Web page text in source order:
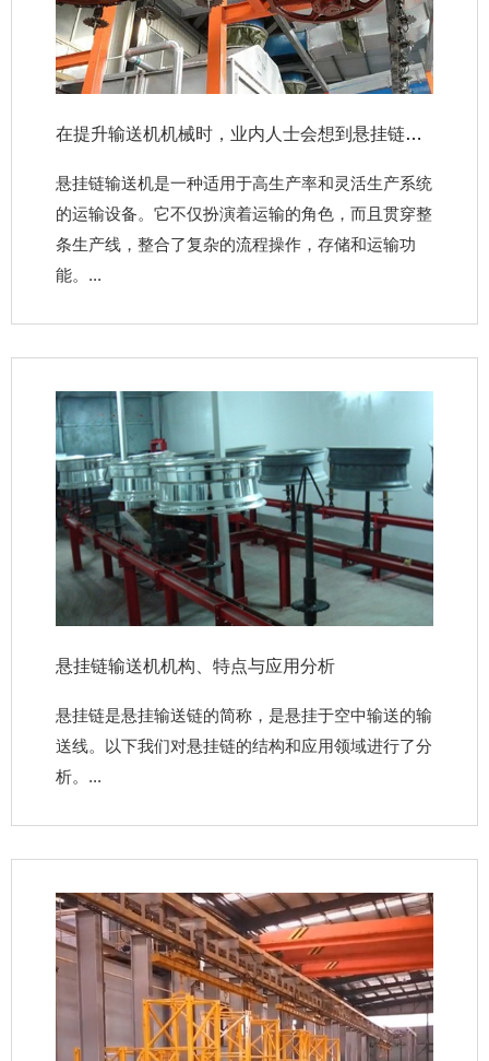
在提升输送机机械时，业内人士会想到悬挂链输送机。为什么？
悬挂链输送机是一种适用于高生产率和灵活生产系统
的运输设备。它不仅扮演着运输的角色，而且贯穿整
条生产线，整合了复杂的流程操作，存储和运输功
能。...
悬挂链输送机机构、特点与应用分析
悬挂链是悬挂输送链的简称，是悬挂于空中输送的输
送线。以下我们对悬挂链的结构和应用领域进行了分
析。...